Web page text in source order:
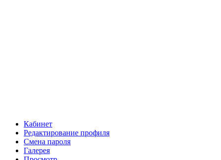
Кабинет
Редактирование профиля
Смена пароля
Галерея